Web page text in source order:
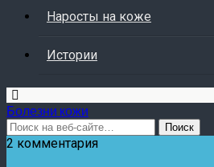
Наросты на коже
Истории
Болезни кожи
2 комментария